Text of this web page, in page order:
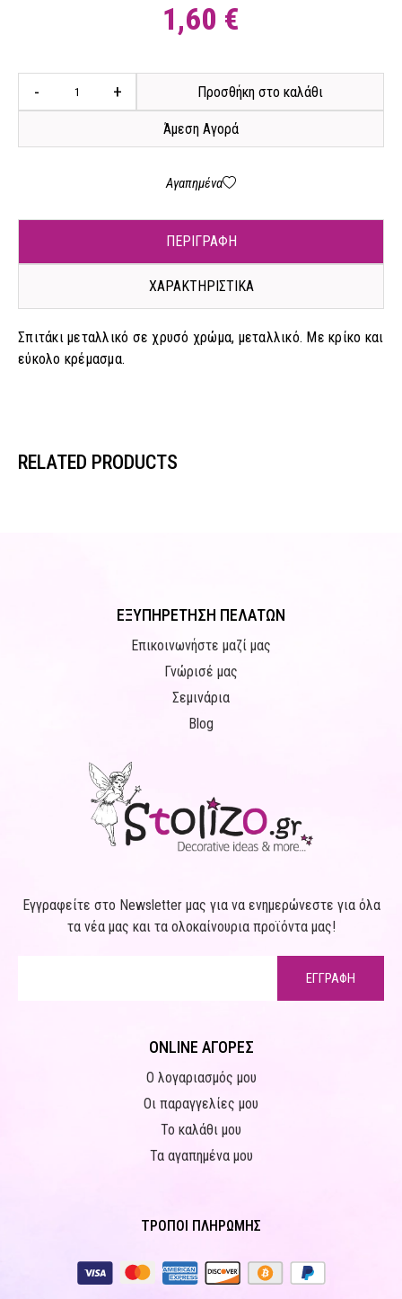
1,60 €
- + Προσθήκη στο καλάθι
Άμεση Αγορά
Αγαπημένα
ΠΕΡΙΓΡΑΦΗ
ΧΑΡΑΚΤΗΡΙΣΤΙΚΑ
Σπιτάκι μεταλλικό σε χρυσό χρώμα, μεταλλικό. Με κρίκο και
εύκολο κρέμασμα.
RELATED PRODUCTS
ΕΞΥΠΗΡΕΤΗΣΗ ΠΕΛΑΤΩΝ
Επικοινωνήστε μαζί μας
Γνώρισέ μας
Σεμινάρια
Blog
Εγγραφείτε στο Newsletter μας για να ενημερώνεστε για όλα
τα νέα μας και τα ολοκαίνουρια προϊόντα μας!
ΕΓΓΡΑΦΗ
ONLINE ΑΓΟΡΕΣ
Ο λογαριασμός μου
Οι παραγγελίες μου
Το καλάθι μου
Τα αγαπημένα μου
ΤΡΟΠΟΙ ΠΛΗΡΩΜΗΣ